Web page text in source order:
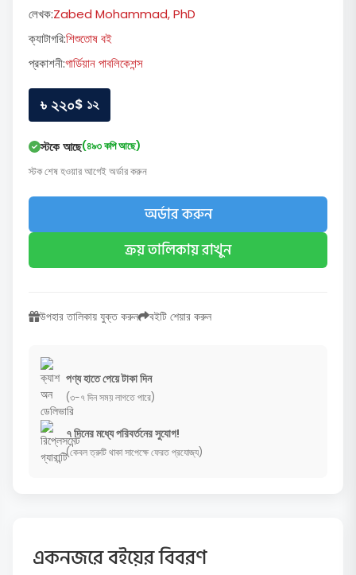
লেখক:Zabed Mohammad, PhD
ক্যাটাগরি:শিশুতোষ বই
প্রকাশনী:গার্ডিয়ান পাবলিকেশন্স
৳ ২২০$ ১২
স্টকে আছে(৪৯৩ কপি আছে)
স্টক শেষ হওয়ার আগেই অর্ডার করুন
অর্ডার করুন
ক্রয় তালিকায় রাখুন
উপহার তালিকায় যুক্ত করুন বইটি শেয়ার করুন
পণ্য হাতে পেয়ে টাকা দিন
(৩-৭ দিন সময় লাগতে পারে)
৭ দিনের মধ্যে পরিবর্তনের সুযোগ!
(কেবল ত্রুটি থাকা সাপেক্ষে ফেরত প্রযোজ্য)
একনজরে বইয়ের বিবরণ